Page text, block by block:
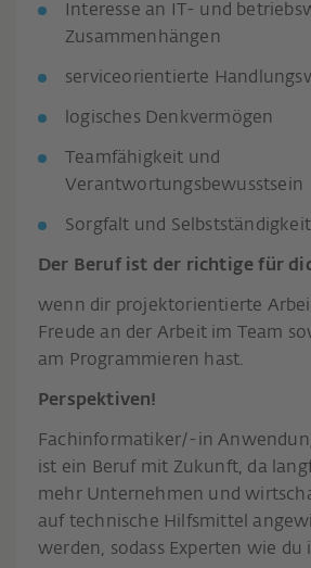
Interesse an IT- und
Zusammenhängen
serviceorientierte
logisches Denkvermögen
Teamfähigkeit und
Verantwortungsbewusstsein
Sorgfalt und Selbstständigkeit
Der Beruf ist der richtige für
wenn dir projektorientierte
Freude an der Arbeit im Team
am Programmieren hast.
Perspektiven!
Fachinformatiker/-in
ist ein Beruf mit Zukunft, da
mehr Unternehmen und
auf technische Hilfsmittel
werden, sodass Experten wie du